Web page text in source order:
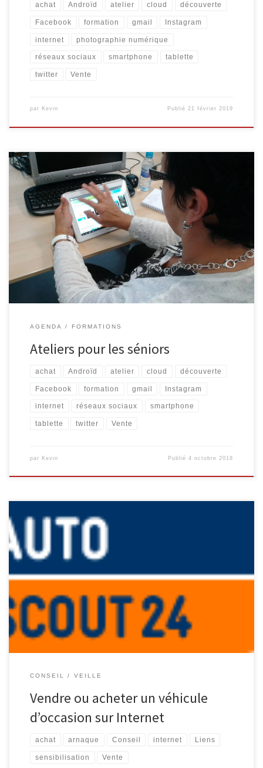
achat Androïd atelier cloud découverte
Facebook formation gmail Instagram
internet photographie numérique
réseaux sociaux smartphone tablette
twitter Vente
par Kevin Publié21 février 2019
Plusieurs initiations destinées aux séniors auront lieu lors des
semaines à venir. Internet pour les séniors Découvrez Internet et
ses bases : recherche d’information, envoi de courrier
électronique … 4 séances organisées les vendredis 05/10, 12/10,
19/10 et 26/10, de 9h30 à 11h30. Facebook, Instagram, etc.
(Complet) Les réseaux sociaux […]
AGENDA FORMATIONS
Ateliers pour les séniors
achat Androïd atelier cloud découverte
Facebook formation gmail Instagram
internet réseaux sociaux smartphone
tablette twitter Vente
par Kevin Publié4 octobre 2018
Récemment, j’ai eu l’occasion de tester différents sites permettant
de placer des annonces gratuites sur Internet, afin de vendre un
véhicule. Les annonces placées sur ce site sont tout d’abord
effectué, nous arrivons sur la page d’accueil reprenant les 30 […]
CONSEIL VEILLE
Vendre ou acheter un véhicule
d’occasion sur Internet
achat arnaque Conseil internet Liens
sensibilisation Vente